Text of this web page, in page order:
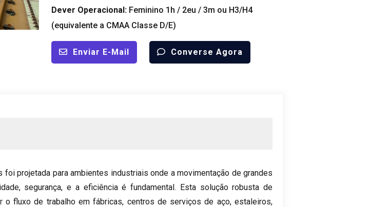
Dever Operacional: Feminino 1h / 2eu / 3m ou H3/H4
(equivalente a CMAA Classe D/E)
Enviar E-Mail Converse Agora
projetada para ambientes industriais onde a movimentação de grandes
segurança, e a eficiência é fundamental. Esta solução robusta de
o fluxo de trabalho em fábricas, centros de serviços de aço, estaleiros,